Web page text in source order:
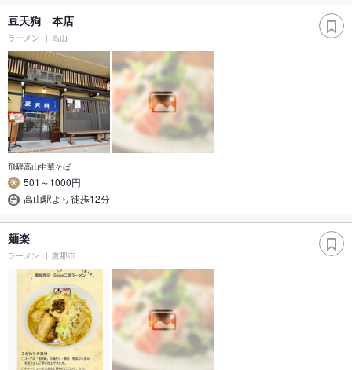
豆天狗 本店
ラーメン 高山
飛騨高山中華そば
501～1000円
高山駅より徒歩12分
麺楽
ラーメン 恵那市